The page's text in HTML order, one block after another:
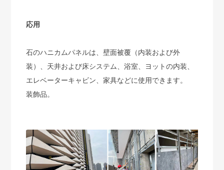
応用
石のハニカムパネルは、壁面被覆（内装および外
装）、天井および床システム、浴室、ヨットの内装、
エレベーターキャビン、家具などに使用できます。
装飾品。